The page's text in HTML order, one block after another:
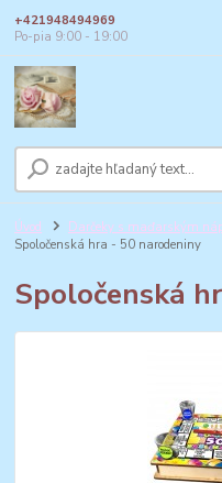
+421948494969
Po-pia 9:00 - 19:00
Úvod Darčeky s maďarským
Spoločenská hra - 50 narodeniny
Spoločenská